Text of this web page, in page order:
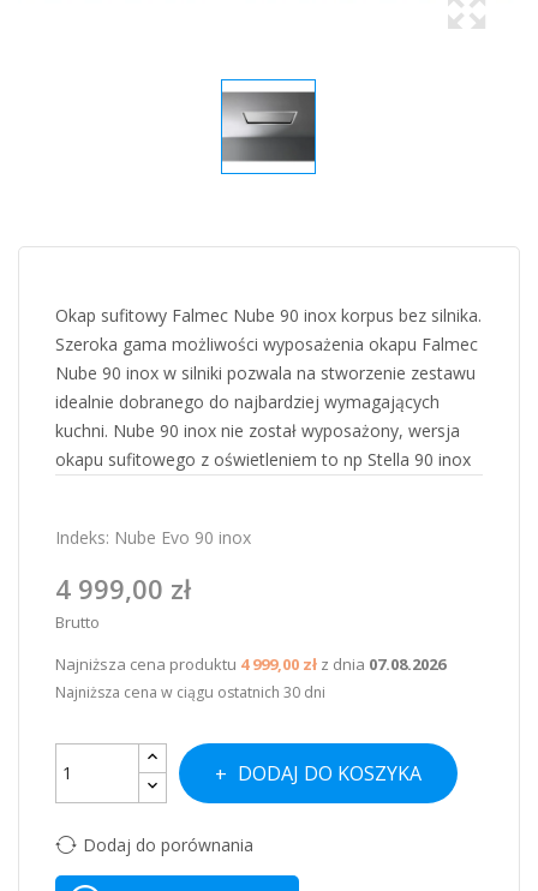
Okap sufitowy Falmec Nube 90 inox korpus bez silnika.
Szeroka gama możliwości wyposażenia okapu Falmec
Nube 90 inox w silniki pozwala na stworzenie zestawu
idealnie dobranego do najbardziej wymagających
kuchni. Nube 90 inox nie został wyposażony, wersja
okapu sufitowego z oświetleniem to np Stella 90 inox
Indeks: Nube Evo 90 inox
4 999,00 zł
Brutto
Najniższa cena produktu 4 999,00 zł z dnia 07.08.2026
Najniższa cena w ciągu ostatnich 30 dni
DODAJ DO KOSZYKA
Dodaj do porównania